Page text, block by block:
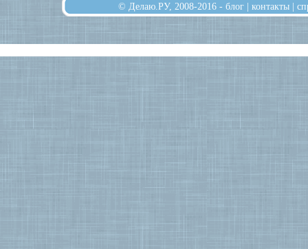
© Делаю.РУ, 2008-2016 - блог | контакты |